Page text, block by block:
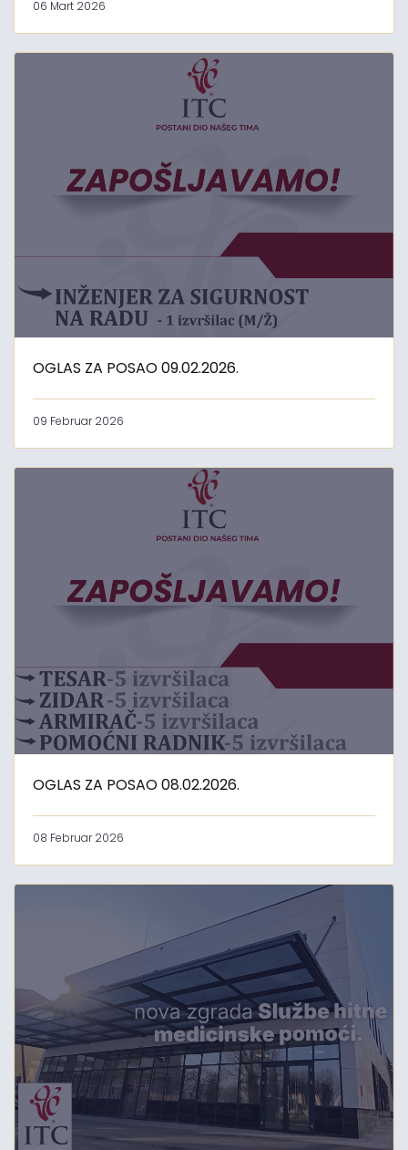
06 Mart 2026
OGLAS ZA POSAO 09.02.2026.
09 Februar 2026
OGLAS ZA POSAO 08.02.2026.
08 Februar 2026